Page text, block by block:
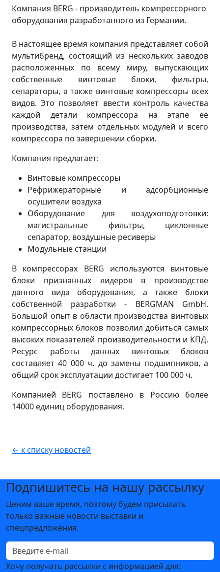
Компания BERG - производитель компрессорного
оборудования разработанного из Германии.
В настоящее время компания представляет собой
мультибренд, состоящий из нескольких заводов
расположенных по всему миру, выпускающих
собственные винтовые блоки, фильтры,
сепараторы, а также винтовые компрессоры всех
видов. Это позволяет ввести контроль качества
каждой детали компрессора на этапе её
производства, затем отдельных модулей и всего
компрессора по завершении сборки.
Компания предлагает:
Винтовые компрессоры
Рефрижераторные и адсорбционные
осушители воздуха
Оборудование для воздухоподготовки:
магистральные фильтры, циклонные
сепаратор, воздушные ресиверы
Модульные станции
В компрессорах BERG используются винтовые
блоки признанных лидеров в производстве
данного вида оборудования, а также блоки
собственной разработки - BERGMAN GmbH.
Большой опыт в области производства винтовых
компрессорных блоков позволил добиться самых
высоких показателей производительности и КПД.
Ресурс работы данных винтовых блоков
составляет 40 000 ч. до замены подшипников, а
общий срок эксплуатации достигает 100 000 ч.
Компанией BERG поставлено в Россию более
14000 единиц оборудования.
← к списку новостей
Подпишитесь на нашу рассылку
Ценим ваше время, поэтому будем присылать
только важные новости выставки и
спецпредложения.
Хочу получать рассылки с информацией для: